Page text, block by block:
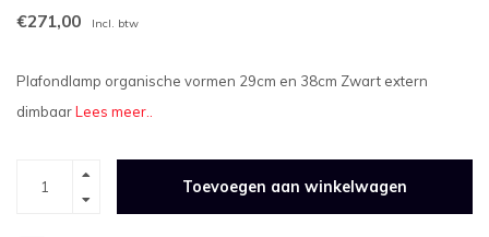
€271,00 Incl. btw
Plafondlamp organische vormen 29cm en 38cm Zwart extern
dimbaarLees meer..
Toevoegen aan winkelwagen